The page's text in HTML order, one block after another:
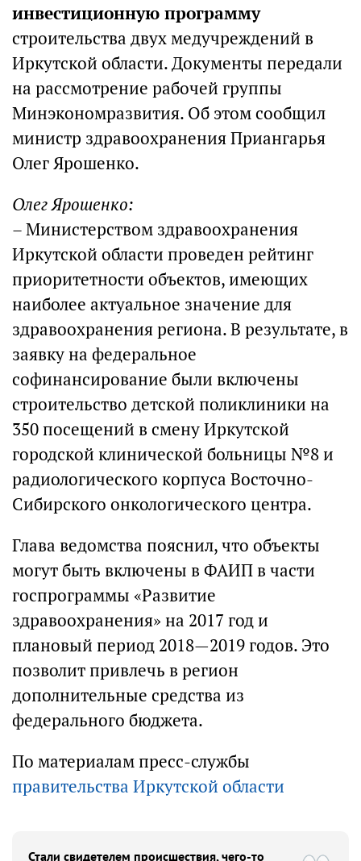
инвестиционную программу
строительства двух медучреждений в
Иркутской области. Документы передали
на рассмотрение рабочей группы
Минэкономразвития. Об этом сообщил
министр здравоохранения Приангарья
Олег Ярошенко.
Олег Ярошенко:
– Министерством здравоохранения
Иркутской области проведен рейтинг
приоритетности объектов, имеющих
наиболее актуальное значение для
здравоохранения региона. В результате, в
заявку на федеральное
софинансирование были включены
строительство детской поликлиники на
350 посещений в смену Иркутской
городской клинической больницы №8 и
радиологического корпуса Восточно-
Сибирского онкологического центра.
Глава ведомства пояснил, что объекты
могут быть включены в ФАИП в части
госпрограммы «Развитие
здравоохранения» на 2017 год и
плановый период 2018—2019 годов. Это
позволит привлечь в регион
дополнительные средства из
федерального бюджета.
По материалам пресс-службы
правительства Иркутской области
Стали свидетелем происшествия, чего-то